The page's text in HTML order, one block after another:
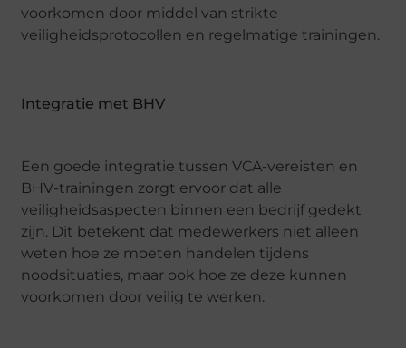
voorkomen door middel van strikte
veiligheidsprotocollen en regelmatige trainingen.
Integratie met BHV
Een goede integratie tussen VCA-vereisten en
BHV-trainingen zorgt ervoor dat alle
veiligheidsaspecten binnen een bedrijf gedekt
zijn. Dit betekent dat medewerkers niet alleen
weten hoe ze moeten handelen tijdens
noodsituaties, maar ook hoe ze deze kunnen
voorkomen door veilig te werken.